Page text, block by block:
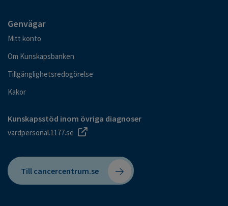
Genvägar
Mitt konto
Om Kunskapsbanken
Tillgänglighetsredogörelse
Kakor
Kunskapsstöd inom övriga diagnoser
vardpersonal.1177.se
Till cancercentrum.se